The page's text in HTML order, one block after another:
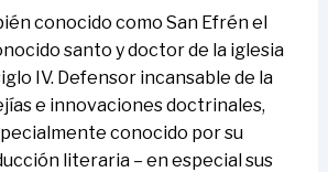
conocido como San Efrén el
santo y doctor de la iglesia
IV. Defensor incansable de la
e innovaciones doctrinales,
conocido por su
literaria – en especial sus